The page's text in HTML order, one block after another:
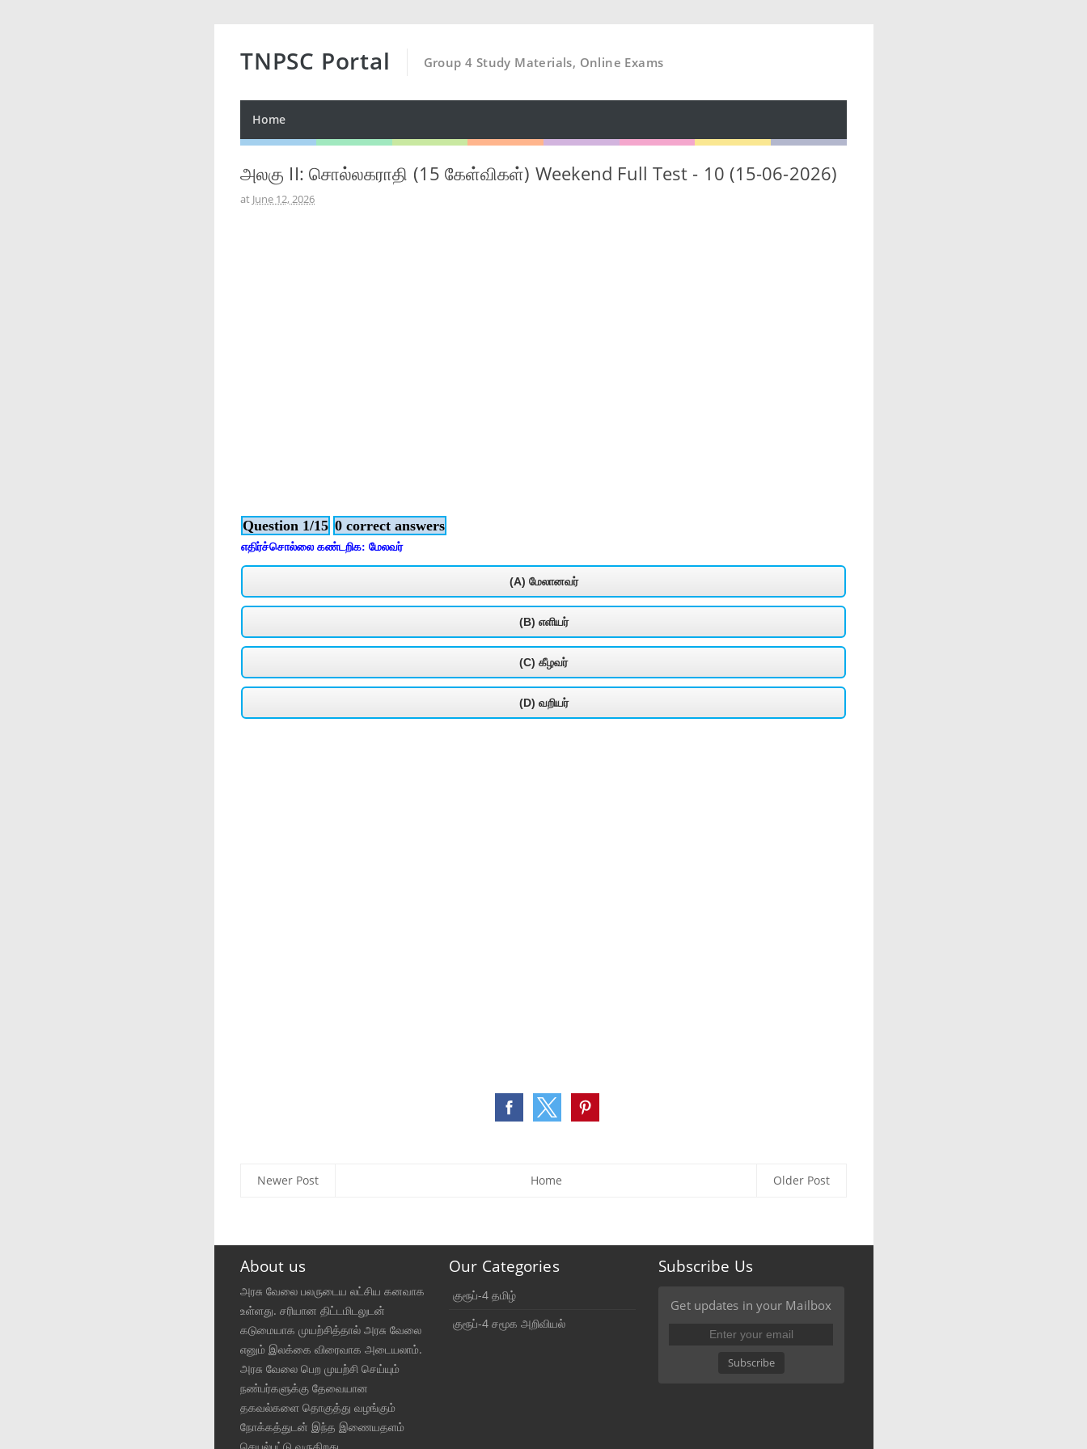
TNPSC Portal Group 4 Study Materials, Online Exams
Home
அலகு II: சொல்லகராதி (15 கேள்விகள்) Weekend Full Test - 10 (15-06-2026)
at June 12, 2026
Question 1/15 0 correct answers
எதிர்ச்சொல்லை கண்டறிக: மேலவர்
(A) மேலானவர்
(B) எளியர்
(C) கீழவர்
(D) வறியர்
Newer Post Older Post
Home
About us
அரசு வேலை பலருடைய லட்சிய கனவாக
உள்ளது. சரியான திட்டமிடலுடன்
கடுமையாக முயற்சித்தால் அரசு வேலை
எனும் இலக்கை விரைவாக அடையலாம்.
அரசு வேலை பெற முயற்சி செய்யும்
நண்பர்களுக்கு தேவையான
தகவல்களை தொகுத்து வழங்கும்
நோக்கத்துடன் இந்த இணையதளம்
Our Categories
குரூப்-4 தமிழ்
குரூப்-4 சமூக அறிவியல்
Subscribe Us
Get updates in your Mailbox
Subscribe